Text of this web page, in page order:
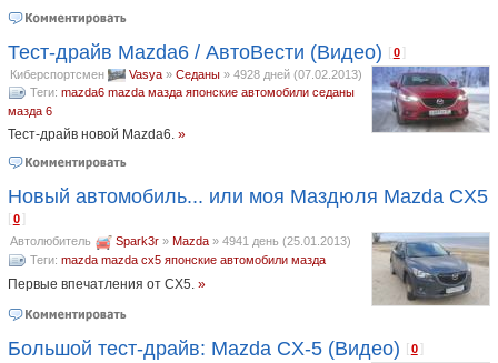
Тест-драйв Mazda6 / АвтоВести (Видео) [0
Киберспортсмен Vasya» Седаны» 4928 дней (07.02.2013)
Теги: mazda6 mazda мазда японские автомобили седаны
мазда 6
Тест-драйв новой Mazda6. »
Новый автомобиль... или моя Маздюля Mazda CX5
[0
Автолюбитель Spark3r» Mazda» 4941 день (25.01.2013)
Теги: mazda mazda cx5 японские автомобили мазда
Первые впечатления от CX5. »
Большой тест-драйв: Mazda CX-5 (Видео) [0